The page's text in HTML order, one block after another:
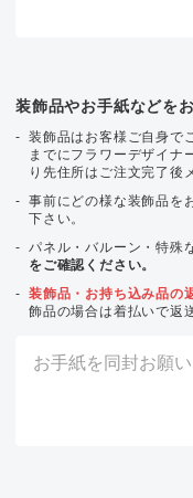
装飾品やお手紙などを
装飾品はお客様ご自身で
までにフラワーデザイナ
り先住所はご注文完了後
事前にどの様な装飾品を
下さい。
パネル・バルーン・特殊
をご確認ください。
装飾品・お持ち込み品の
飾品の場合は着払いで返